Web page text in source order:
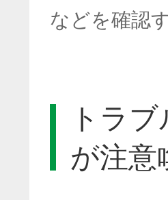
などを確認
トラ
が注意